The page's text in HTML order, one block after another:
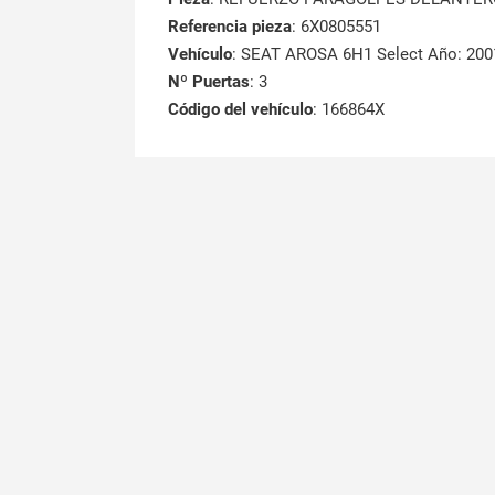
Referencia pieza: 6X0805551
Vehículo: SEAT AROSA 6H1 Select Año:
Nº Puertas: 3
Código del vehículo: 166864X